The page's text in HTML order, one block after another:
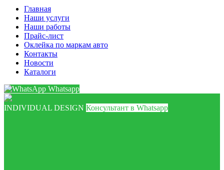
Главная
Наши услуги
Наши работы
Прайс-лист
Оклейка по маркам авто
Контакты
Новости
Каталоги
Whatsapp
INDIVIDUAL DESIGN Консультант в Whatsapp